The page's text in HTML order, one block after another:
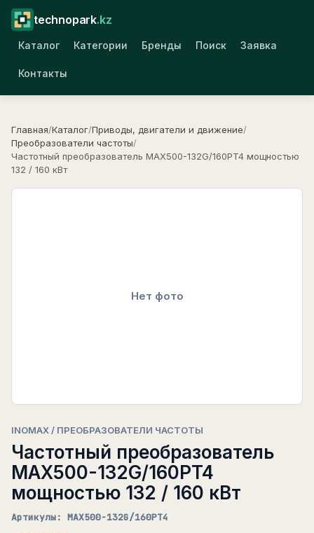
technopark.kz
Каталог Категории Бренды Поиск Заявка
Контакты
Главная/Каталог/Приводы, двигатели и движение/
Преобразователи частоты/
Частотный преобразователь MAX500-132G/160PT4 мощностью
132 / 160 кВт
Нет фото
INOMAX / ПРЕОБРАЗОВАТЕЛИ ЧАСТОТЫ
Частотный преобразователь
MAX500-132G/160PT4
мощностью 132 / 160 кВт
Артикулы: MAX500-132G/160PT4